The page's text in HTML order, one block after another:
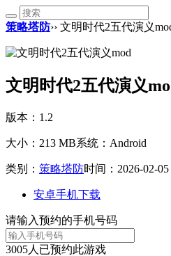
策略塔防›› 文明时代2五代演义
文明时代2五代演义
版本：1.2
大小：213 MB系统：Android
类别： 策略塔防时间：2026-02-05
安卓手机下载
请输入预约的手机号码
3005人已预约此游戏